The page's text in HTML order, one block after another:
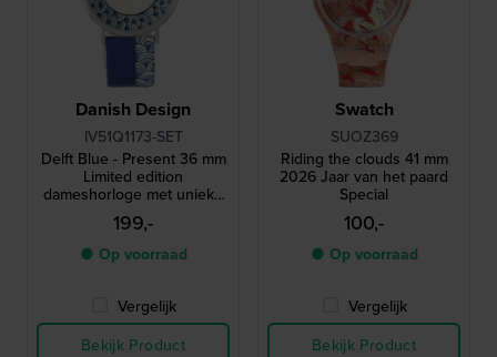
Danish Design
IV51Q1173-SET
Delft Blue - Present 36 mm
Limited edition
dameshorloge met unieke
Delfts blauwe hanger
199,-
● Op voorraad
Vergelijk
Bekijk Product
Swatch
SUOZ369
Riding the clouds 41 mm
2026 Jaar van het paard
Special
100,-
● Op voorraad
Vergelijk
Bekijk Product